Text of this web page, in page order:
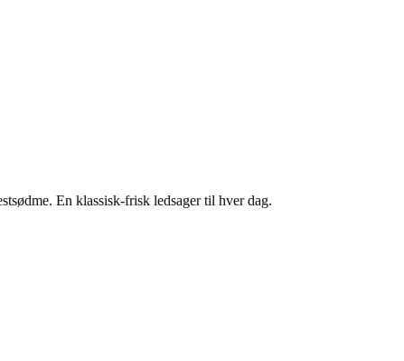
En klassisk-frisk ledsager til hver dag.